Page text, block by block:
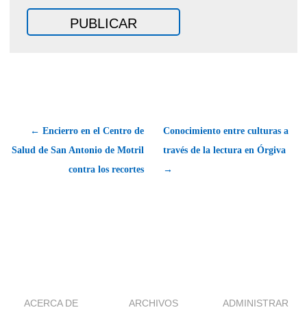
← Encierro en el Centro de
Salud de San Antonio de Motril
contra los recortes
Conocimiento entre culturas a
través de la lectura en Órgiva
→
ACERCA DE ARCHIVOS ADMINISTRAR